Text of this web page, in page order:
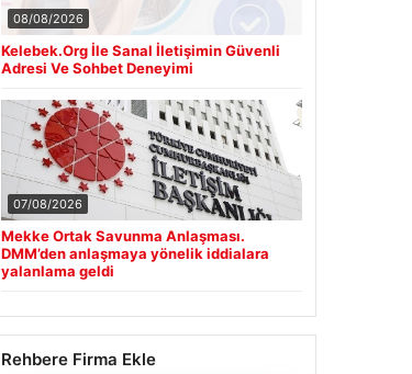
08/08/2026
Kelebek.Org İle Sanal İletişimin Güvenli
Adresi Ve Sohbet Deneyimi
07/08/2026
Mekke Ortak Savunma Anlaşması.
DMM’den anlaşmaya yönelik iddialara
yalanlama geldi
Rehbere Firma Ekle